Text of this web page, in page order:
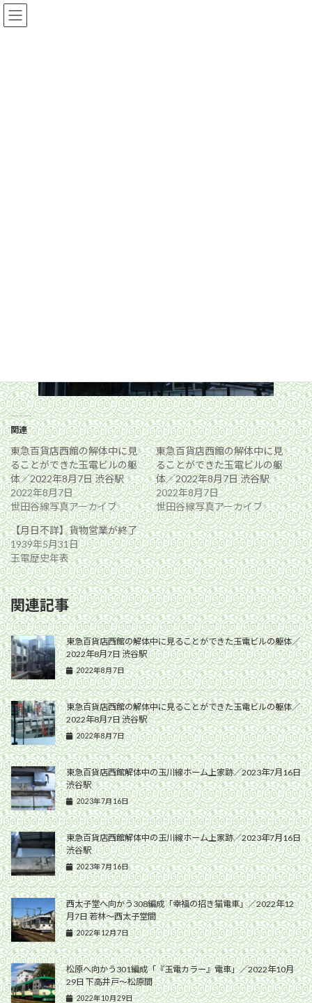
コ
ン
ナ
ビ
関連
東急百貨店西館の解体中に見
ることができた玉電ビルの躯
体／2022年8月7日 渋谷駅
2022年8月7日
世田谷線写真アーカイブ
東急百貨店西館の解体中に見
ることができた玉電ビルの躯
体／2022年8月7日 渋谷駅
2022年8月7日
世田谷線写真アーカイブ
【月日不詳】貨物営業が終了
1939年5月31日
玉電歴史年表
関連記事
東急百貨店西館の解体中に見ることができた玉電ビルの躯体／
2022年8月7日 渋谷駅
2022年8月7日
東急百貨店西館の解体中に見ることができた玉電ビルの躯体／
2022年8月7日 渋谷駅
2022年8月7日
東急百貨店西館解体中の玉川線ホーム上家跡／2023年7月16日
渋谷駅
2023年7月16日
東急百貨店西館解体中の玉川線ホーム上家跡／2023年7月16日
渋谷駅
2023年7月16日
西太子堂へ向かう308編成「幸福の招き猫電車」／2022年12
月7日 若林〜西太子堂間
2022年12月7日
松原へ向かう301編成「『玉電カラー』電車」／2022年10月
29日 下高井戸〜松原間
2022年10月29日